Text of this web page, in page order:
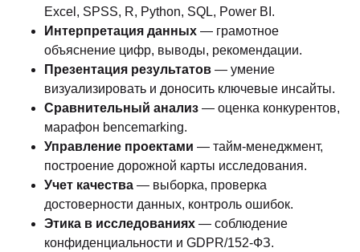
Excel, SPSS, R, Python, SQL, Power BI.
Интерпретация данных — грамотное
объяснение цифр, выводы, рекомендации.
Презентация результатов — умение
визуализировать и доносить ключевые инсайты.
Сравнительный анализ — оценка конкурентов,
марафон bencemarking.
Управление проектами — тайм-менеджмент,
построение дорожной карты исследования.
Учет качества — выборка, проверка
достоверности данных, контроль ошибок.
Этика в исследованиях — соблюдение
конфиденциальности и GDPR/152‑ФЗ.